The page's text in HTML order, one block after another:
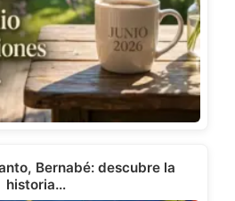
Bernabé: descubre la
historia…